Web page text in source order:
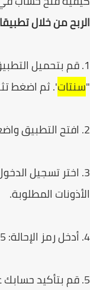
من خلال تطبيقات
قم بتحميل
". ثم اضغط
اختر تسجيل
المطلوبة.
قم بتأكيد حسابك